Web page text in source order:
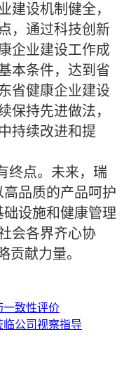
建设机制健全，
，通过科技创新
企业建设工作成
本条件，达到省
省健康企业建设
保持先进做法，
持续改进和提
终点。未来，瑞
品质的产品呵护
设施和健康管理
会各界齐心协
贡献力量。
一致性评价
临公司视察指导